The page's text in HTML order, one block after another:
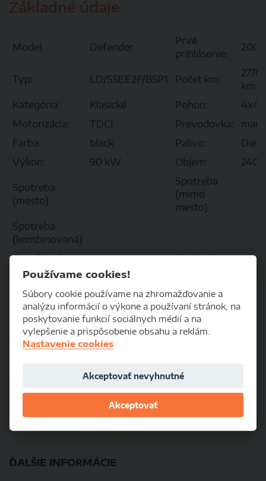
Základné údaje
Model: Defender
Prvé
prihlásenie:
2008
Typ: LD/S5EE2F/B5P1 Počet km:
km
Kategória:
Klasické Pohon:
4x4
Motorizácia:
TDCI Prevodovka:
Farba:
black Palivo:
Výkon:
90 kW Objem:
Spotreba
(mesto)
Spotreba
(mimo
mesto)
Spotreba
(kombinovaná)
Cenníková
cena:
Akciová
Výbava vozidla
KOMFORT
Klimatizácia
ĎALŠIE INFORMÁCIE
Používame cookies!
Súbory cookie používame na zhromažďovanie a
analýzu informácií o výkone a používaní stránok, na
poskytovanie funkcií sociálnych médií a na
vylepšenie a prispôsobenie obsahu a reklám.
Nastavenie cookies
Akceptovať nevyhnutné
Akceptovať